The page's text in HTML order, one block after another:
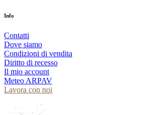
Info
Contatti
Dove siamo
Condizioni di vendita
Diritto di recesso
Il mio account
Meteo ARPAV
Lavora con noi